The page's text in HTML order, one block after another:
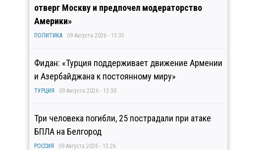
отверг Москву и предпочел модераторство
Америки»
ПОЛИТИКА 09 Августа 2026 - 13:35
Фидан: «Турция поддерживает движение Армении
и Азербайджана к постоянному миру»
ТУРЦИЯ 09 Августа 2026 - 13:30
Три человека погибли, 25 пострадали при атаке
БПЛА на Белгород
РОССИЯ 09 Августа 2026 - 13:26